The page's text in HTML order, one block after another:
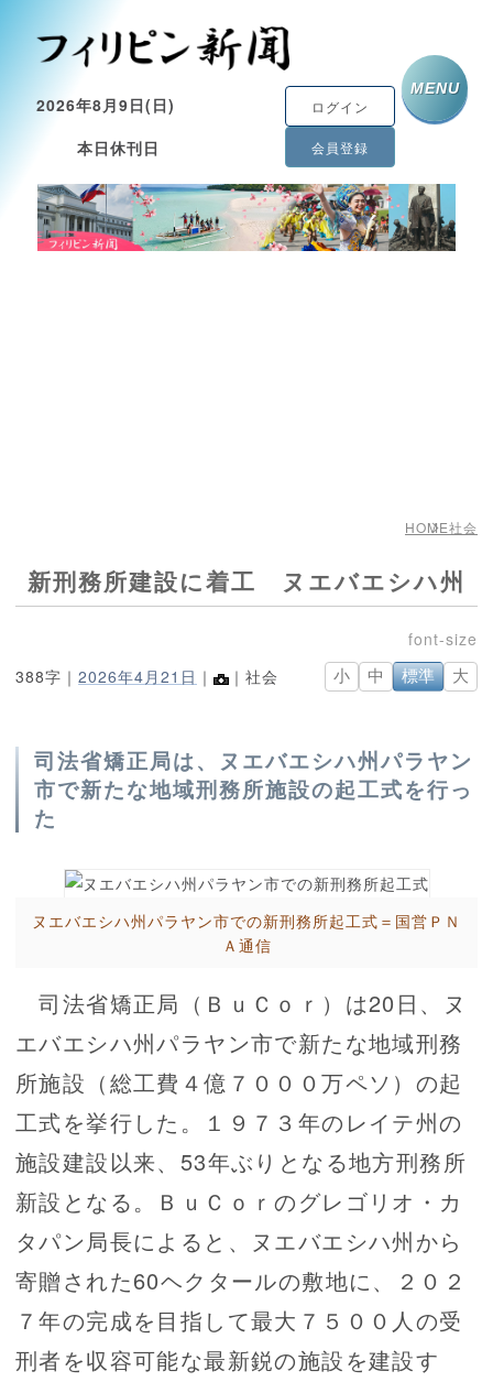
2026年8月9日(日)
本日休刊日
ログイン
会員登録
MENU
HOME社会
新刑務所建設に着工 ヌエバエシハ州
388字｜ 2026年4月21日 ｜ ｜社会 小 中 標準 大
司法省矯正局は、ヌエバエシハ州パラヤン
市で新たな地域刑務所施設の起工式を行っ
た
ヌエバエシハ州パラヤン市での新刑務所起工式＝国営ＰＮ
Ａ通信
司法省矯正局（ＢｕＣｏｒ）は20日、ヌ
エバエシハ州パラヤン市で新たな地域刑務
所施設（総工費４億７０００万ペソ）の起
工式を挙行した。１９７３年のレイテ州の
施設建設以来、53年ぶりとなる地方刑務所
新設となる。ＢｕＣｏｒのグレゴリオ・カ
タパン局長によると、ヌエバエシハ州から
寄贈された60ヘクタールの敷地に、２０２
７年の完成を目指して最大７５００人の受
刑者を収容可能な最新鋭の施設を建設す